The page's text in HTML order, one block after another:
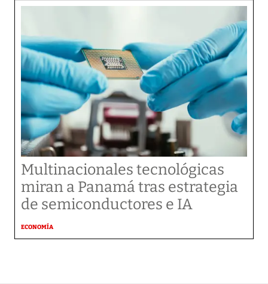
Multinacionales tecnológicas
miran a Panamá tras estrategia
de semiconductores e IA
ECONOMÍA